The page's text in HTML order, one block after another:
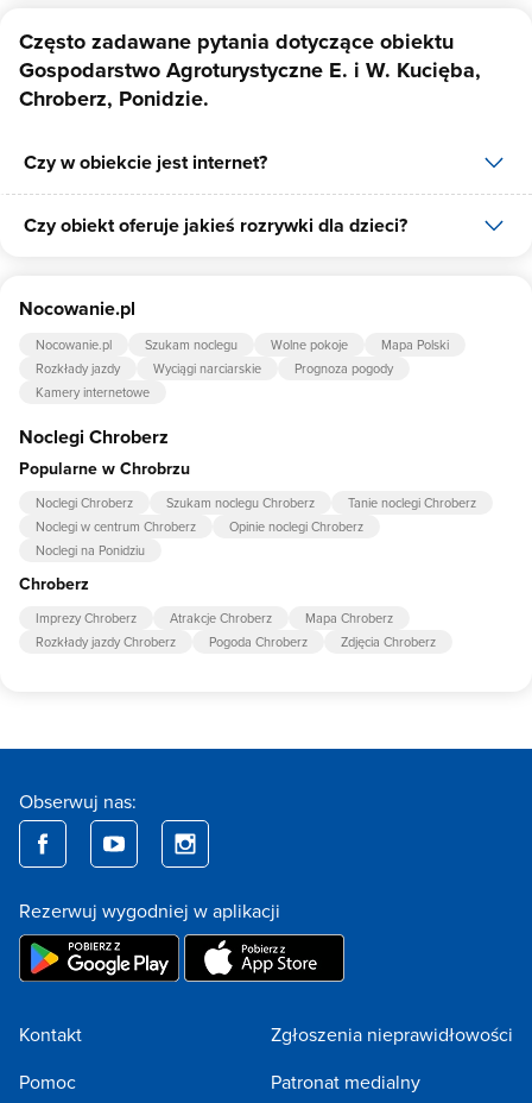
Często zadawane pytania dotyczące obiektu
Gospodarstwo Agroturystyczne E. i W. Kucięba,
Chroberz, Ponidzie.
Czy w obiekcie jest internet?
Tak, Gospodarstwo Agroturystyczne E. i W. Kucięba, Chroberz,
Czy obiekt oferuje jakieś rozrywki dla dzieci?
piaskownica.
Nocowanie.pl
Nocowanie.pl Szukam noclegu Wolne pokoje
Mapa Polski
Rozkłady jazdy
Wyciągi narciarskie
Prognoza pogody
Kamery internetowe
Noclegi Chroberz
Popularne w Chrobrzu
Noclegi Chroberz Szukam noclegu Chroberz
Tanie noclegi Chroberz
Noclegi w centrum Chroberz
Opinie noclegi Chroberz
Noclegi na Ponidziu
Chroberz
Imprezy Chroberz Atrakcje Chroberz
Mapa Chroberz
Rozkłady jazdy Chroberz
Pogoda Chroberz Zdjęcia Chroberz
Obserwuj nas:
Rezerwuj wygodniej w aplikacji
Kontakt
Pomoc
Zgłoszenia nieprawidłowości
Patronat medialny